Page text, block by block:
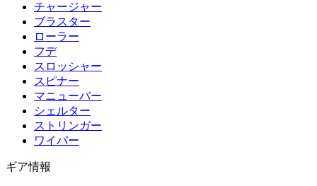
チャージャー
ブラスター
ローラー
フデ
スロッシャー
スピナー
マニューバー
シェルター
ストリンガー
ワイパー
ギア情報